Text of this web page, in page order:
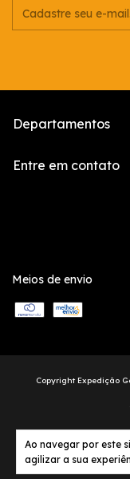
Ao navegar por este
agilizar a sua
Departamentos
Entre em contato
Meios de envio
Copyright Expedição